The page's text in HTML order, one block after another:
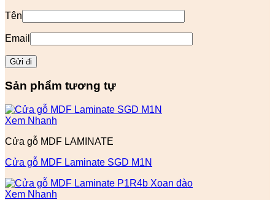
Tên
Email
Sản phẩm tương tự
Xem Nhanh
Cửa gỗ MDF LAMINATE
Cửa gỗ MDF Laminate SGD M1N
Xem Nhanh